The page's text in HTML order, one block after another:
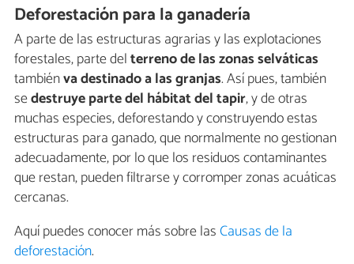
Deforestación para la ganadería
A parte de las estructuras agrarias y las explotaciones
forestales, parte delterreno de las zonas selváticas
tambiénva destinado a las granjas. Así pues, también
sedestruye parte del hábitat del tapir, y de otras
muchas especies, deforestando y construyendo estas
estructuras para ganado, que normalmente no gestionan
adecuadamente, por lo que los residuos contaminantes
que restan, pueden filtrarse y corromper zonas acuáticas
cercanas.
Aquí puedes conocer más sobre lasCausas de la
deforestación.